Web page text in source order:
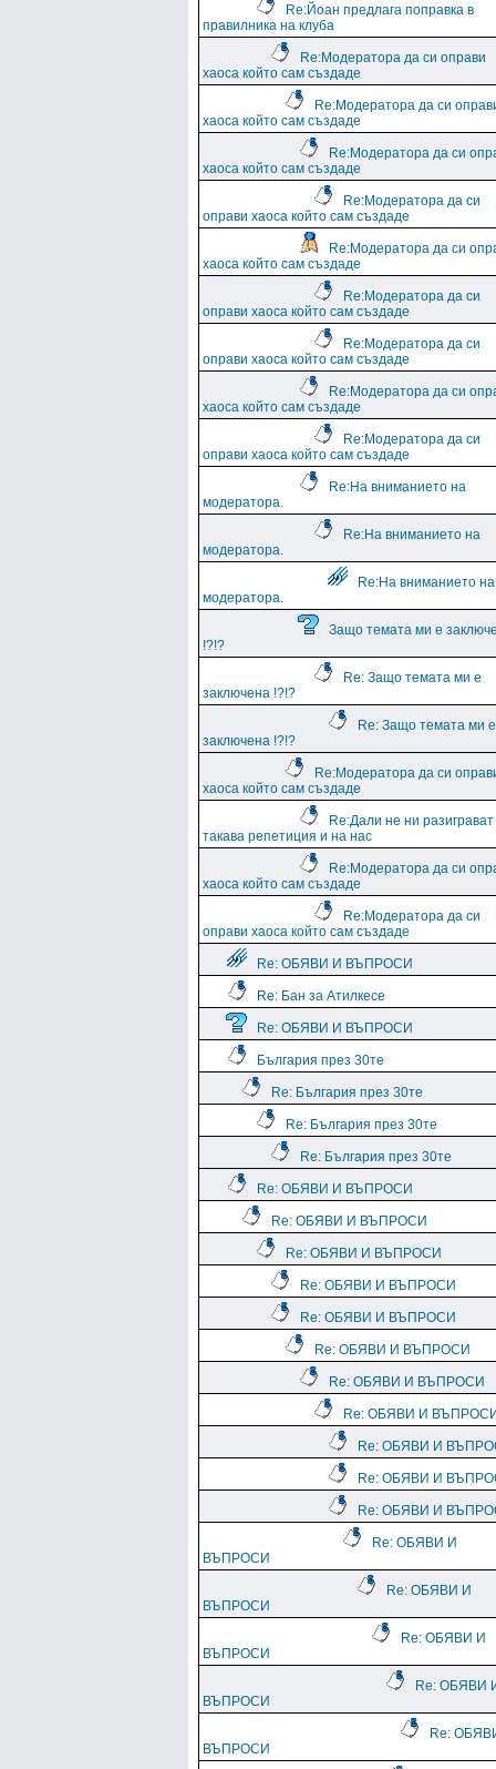
Re:Йоан предлага поправка в
правилника на клуба
Re:Модератора да си оправи
хаоса който сам създаде
Re:Модератора да си
хаоса който сам създаде
Re:Модератора да си
хаоса който сам създаде
Re:Модератора да си
оправи хаоса който сам създаде
Re:Модератора да си
хаоса който сам създаде
Re:Модератора да си
оправи хаоса който сам създаде
Re:Модератора да си
оправи хаоса който сам създаде
Re:Модератора да си
хаоса който сам създаде
Re:Модератора да си
оправи хаоса който сам създаде
Re:На вниманието на
модератора.
Re:На вниманието на
модератора.
Re:На вниманието на
модератора.
Защо темата ми е
!?!?
Re: Защо темата ми е
заключена !?!?
Re: Защо темата ми е
заключена !?!?
Re:Модератора да си
хаоса който сам създаде
Re:Дали не ни разиграват
такава репетиция и на нас
Re:Модератора да си
хаоса който сам създаде
Re:Модератора да си
оправи хаоса който сам създаде
Re: ОБЯВИ И ВЪПРОСИ
Re: Бан за Атилкесе
Re: ОБЯВИ И ВЪПРОСИ
България през 30те
Re: България през 30те
Re: България през 30те
Re: България през 30те
Re: ОБЯВИ И ВЪПРОСИ
Re: ОБЯВИ И ВЪПРОСИ
Re: ОБЯВИ И ВЪПРОСИ
Re: ОБЯВИ И ВЪПРОСИ
Re: ОБЯВИ И ВЪПРОСИ
Re: ОБЯВИ И ВЪПРОСИ
Re: ОБЯВИ И ВЪПРОСИ
Re: ОБЯВИ И
Re: ОБЯВИ И
Re: ОБЯВИ И
Re: ОБЯВИ И
Re: ОБЯВИ И
ВЪПРОСИ
Re: ОБЯВИ И
ВЪПРОСИ
Re: ОБЯВИ И
ВЪПРОСИ
Re: ОБЯВИ
ВЪПРОСИ
Re:
ВЪПРОСИ